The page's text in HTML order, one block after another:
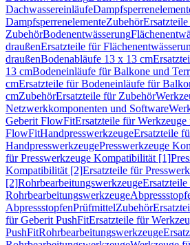
Dachwassereinläufe
DampfsperrenelementeZubehör
ZubehörBodenentwässerung
draußenErsatzteile für
draußenBodenabläufe 13 x 13 cm
13 cmBodeneinläufe für Balkone und
cmErsatzteile für Bodeneinläufe für
cmZubehörErsatzteile für Zubehör
Netzwerkkomponenten und Software
Geberit FlowFitErsatzteile für
FlowFitHandpresswerkzeugeErsatzteile
HandpresswerkzeugePresswerkzeuge
für Presswerkzeuge Kompatibilität [1]
Kompatibilität [2]Ersatzteile für
[2]Rohrbearbeitungswerkzeuge
Rohrbearbeitungswerkzeuge
AbpressstopfenPrüfmittelZubehör
für Geberit PushFitErsatzteile für
PushFitRohrbearbeitungswerkzeuge